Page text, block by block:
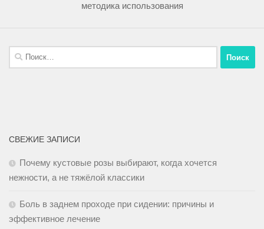
методика использования
СВЕЖИЕ ЗАПИСИ
Почему кустовые розы выбирают, когда хочется
нежности, а не тяжёлой классики
Боль в заднем проходе при сидении: причины и
эффективное лечение